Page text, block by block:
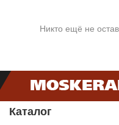
Никто ещё не
Каталог